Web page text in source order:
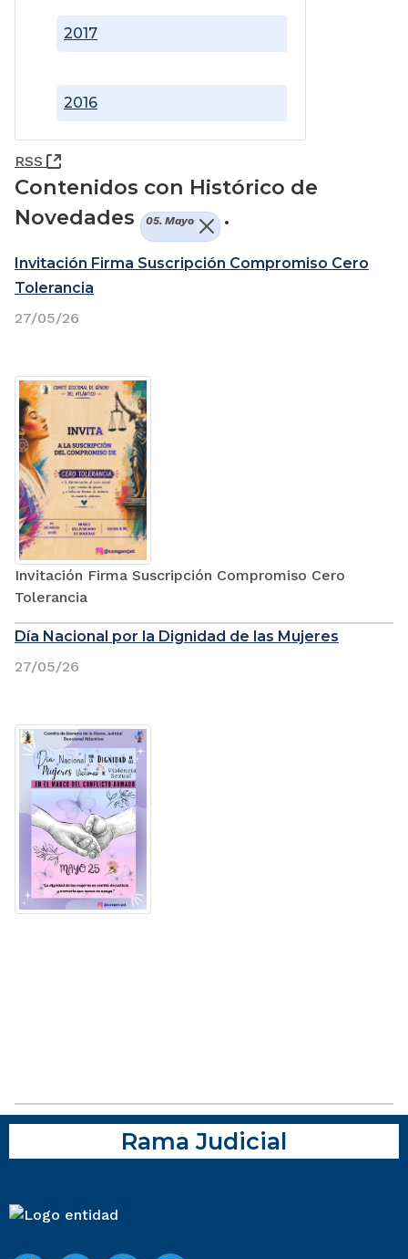
2016
2017
RSS (Abre una nueva ventana)
Contenidos con Histórico de
Novedades
05. Mayo .
Invitación Firma Suscripción Compromiso Cero
Tolerancia
Invitación Firma Suscripción Compromiso Cero
Tolerancia
27/05/26
Día Nacional por la Dignidad de las Mujeres
27/05/26
Rama Judicial